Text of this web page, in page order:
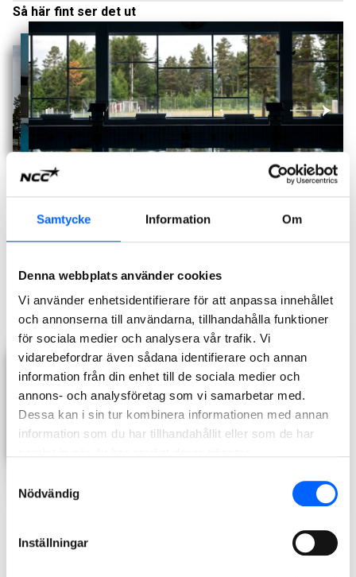
Samtycke Information Om
Denna webbplats använder cookies
Vi använder enhetsidentifierare för att anpassa innehållet
och annonserna till användarna, tillhandahålla funktioner
för sociala medier och analysera vår trafik. Vi
vidarebefordrar även sådana identifierare och annan
information från din enhet till de sociala medier och
annons- och analysföretag som vi samarbetar med.
Dessa kan i sin tur kombinera informationen med annan
information som du har tillhandahållit eller som de har
Nödvändig
Inställningar
Så här fint ser det ut
Foto: Erik Mårtensson.
Under byggtiden
Produktionsbilder från sommaren 2021